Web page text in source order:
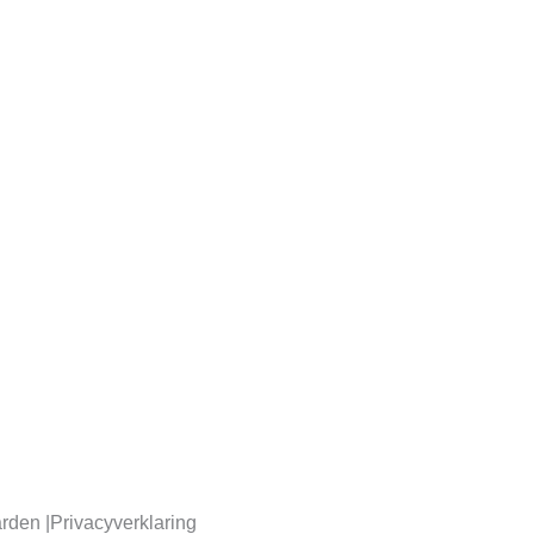
| Privacyverklaring